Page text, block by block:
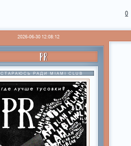
0
2026-06-30 12:08:12
PR
СТАРАЮСЬ РАДИ MIAMI CLUB